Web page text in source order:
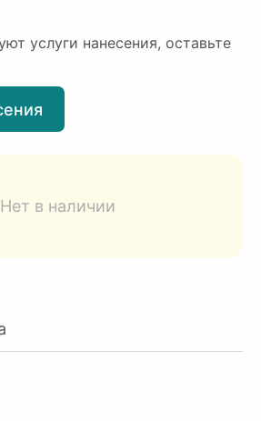
услуги нанесения, оставьте
Нет в наличии